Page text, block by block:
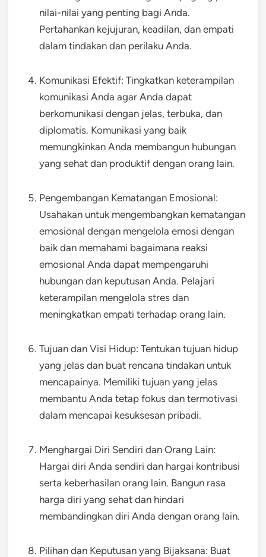
nilai-nilai yang penting bagi Anda.
Pertahankan kejujuran, keadilan, dan empati
dalam tindakan dan perilaku Anda.
Komunikasi Efektif: Tingkatkan keterampilan
komunikasi Anda agar Anda dapat
berkomunikasi dengan jelas, terbuka, dan
diplomatis. Komunikasi yang baik
memungkinkan Anda membangun hubungan
yang sehat dan produktif dengan orang lain.
Pengembangan Kematangan Emosional:
Usahakan untuk mengembangkan kematangan
emosional dengan mengelola emosi dengan
baik dan memahami bagaimana reaksi
emosional Anda dapat mempengaruhi
hubungan dan keputusan Anda. Pelajari
keterampilan mengelola stres dan
meningkatkan empati terhadap orang lain.
Tujuan dan Visi Hidup: Tentukan tujuan hidup
yang jelas dan buat rencana tindakan untuk
mencapainya. Memiliki tujuan yang jelas
membantu Anda tetap fokus dan termotivasi
dalam mencapai kesuksesan pribadi.
Menghargai Diri Sendiri dan Orang Lain:
Hargai diri Anda sendiri dan hargai kontribusi
serta keberhasilan orang lain. Bangun rasa
harga diri yang sehat dan hindari
membandingkan diri Anda dengan orang lain.
Pilihan dan Keputusan yang Bijaksana: Buat